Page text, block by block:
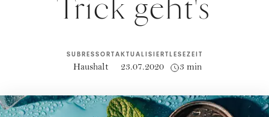
Trick geht's
SUBRESSORT
Haushalt
AKTUALISIERT
23.07.2020
LESEZEIT
3 min